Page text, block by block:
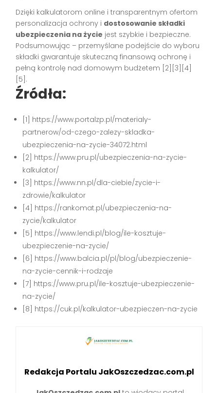
Dzięki kalkulatorom online i transparentnym ofertom
personalizacja ochrony i dostosowanie składki
ubezpieczenia na życie jest szybkie i bezpieczne.
Podsumowując – przemyślane podejście do wyboru
składki gwarantuje skuteczną finansową ochronę i
pełną kontrolę nad domowym budżetem [2][3][4]
[5] .
Źródła:
[1] https://www.portalzp.pl/materialy-
partnerow/od-czego-zalezy-skladka-
ubezpieczenia-na-zycie-34072.html
[2] https://www.pru.pl/ubezpieczenia-na-zycie-
kalkulator/
[3] https://www.nn.pl/dla-ciebie/zycie-i-
zdrowie/kalkulator
[4] https://rankomat.pl/ubezpieczenia-na-
zycie/kalkulator
[5] https://www.lendi.pl/blog/ile-kosztuje-
ubezpieczenie-na-zycie/
[6] https://www.balcia.pl/pl/blog/ubezpieczenie-
na-zycie-cennik-i-rodzaje
[7] https://www.pru.pl/ile-kosztuje-ubezpieczenie-
na-zycie/
[8] https://cuk.pl/kalkulator-ubezpieczen-na-zycie
Redakcja Portalu JakOszczedzac.com.pl